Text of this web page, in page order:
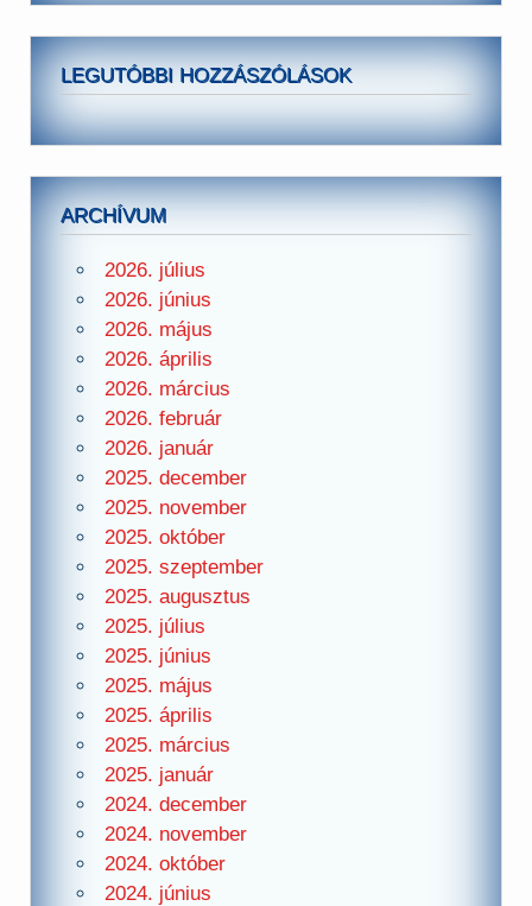
LEGUTÓBBI HOZZÁSZÓLÁSOK
ARCHÍVUM
2026. július
2026. június
2026. május
2026. április
2026. március
2026. február
2026. január
2025. december
2025. november
2025. október
2025. szeptember
2025. augusztus
2025. július
2025. június
2025. május
2025. április
2025. március
2025. január
2024. december
2024. november
2024. október
2024. június